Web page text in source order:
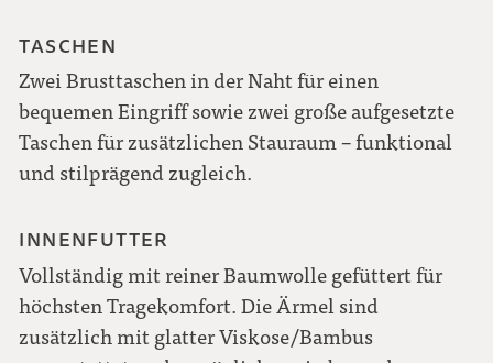
TASCHEN
Zwei Brusttaschen in der Naht für einen
bequemen Eingriff sowie zwei große aufgesetzte
Taschen für zusätzlichen Stauraum – funktional
und stilprägend zugleich.
INNENFUTTER
Vollständig mit reiner Baumwolle gefüttert für
höchsten Tragekomfort. Die Ärmel sind
zusätzlich mit glatter Viskose/Bambus